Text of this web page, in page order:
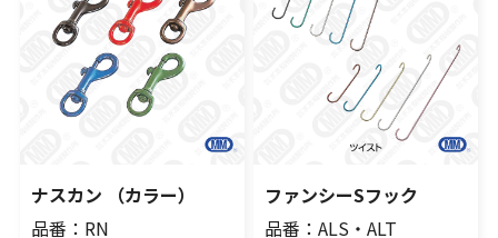
ナスカン （カラー）
品番：RN
ファンシーSフック
品番：ALS・ALT